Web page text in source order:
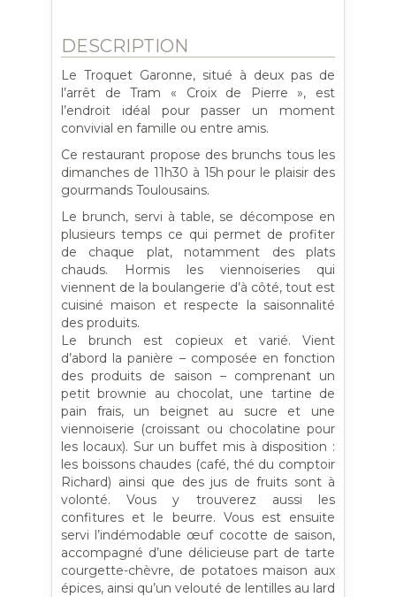
DESCRIPTION
Le Troquet Garonne, situé à deux pas de
l’arrêt de Tram « Croix de Pierre », est
l’endroit idéal pour passer un moment
convivial en famille ou entre amis.
Ce restaurant propose des brunchs tous les
dimanches de 11h30 à 15h pour le plaisir des
gourmands Toulousains.
Le brunch, servi à table, se décompose en
plusieurs temps ce qui permet de profiter
de chaque plat, notamment des plats
chauds. Hormis les viennoiseries qui
viennent de la boulangerie d’à côté, tout est
cuisiné maison et respecte la saisonnalité
des produits.
Le brunch est copieux et varié. Vient
d’abord la panière – composée en fonction
des produits de saison – comprenant un
petit brownie au chocolat, une tartine de
pain frais, un beignet au sucre et une
viennoiserie (croissant ou chocolatine pour
les locaux). Sur un buffet mis à disposition :
les boissons chaudes (café, thé du comptoir
Richard) ainsi que des jus de fruits sont à
volonté. Vous y trouverez aussi les
confitures et le beurre. Vous est ensuite
servi l’indémodable œuf cocotte de saison,
accompagné d’une délicieuse part de tarte
courgette-chèvre, de potatoes maison aux
épices, ainsi qu’un velouté de lentilles au lard